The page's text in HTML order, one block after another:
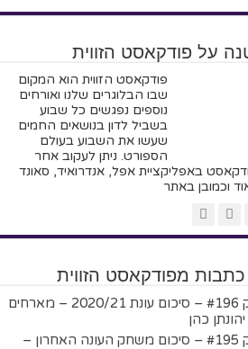
על פודקאסט הזווית
פודקאסט הזווית הוא המקום
שבו הבלוגרים שלנו ואורחים
נוספים נפגשים כל שבוע
בשביל לדון בנושאים החמים
שעשו את השבוע בעולם
הספורט. ניתן לעקוב אחר
באפליקציית אפל, אנדרואיד, סאונד
וכמובן באתר
כתבות מפודקאסט הזווית
פרק #196 – סיכום עונת 2020/21 – מארחים
כהן
פרק #195 – סיכום משחק העונה האחרון –